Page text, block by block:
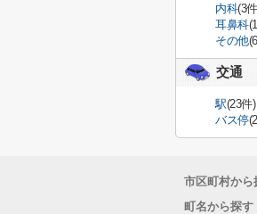
内科(3
耳鼻科
その他
交通
駅(23件)
バス停
市区町村から
町名から探す